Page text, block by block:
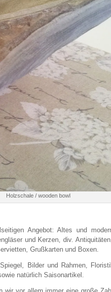
Holzschale / wooden bowl
Angebot: Altes und
und Kerzen, div.
Grußkarten und Boxen.
Bilder und Rahmen,
natürlich Saisonartikel.